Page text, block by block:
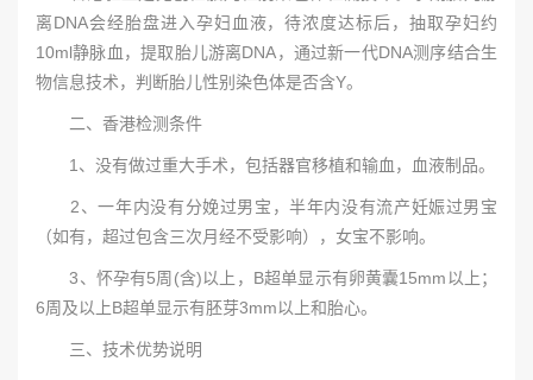
离DNA会经胎盘进入孕妇血液，待浓度达标后，抽取孕妇约
10ml静脉血，提取胎儿游离DNA，通过新一代DNA测序结合生
物信息技术，判断胎儿性别染色体是否含Y。
二、香港检测条件
1、没有做过重大手术，包括器官移植和输血，血液制品。
2、一年内没有分娩过男宝，半年内没有流产妊娠过男宝
（如有，超过包含三次月经不受影响），女宝不影响。
3、怀孕有5周(含)以上，B超单显示有卵黄囊15mm以上；
6周及以上B超单显示有胚芽3mm以上和胎心。
三、技术优势说明